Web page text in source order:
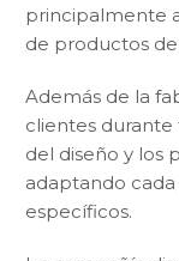
principalmente
de productos
Además de la
clientes
del diseño y los
adaptando
específicos.